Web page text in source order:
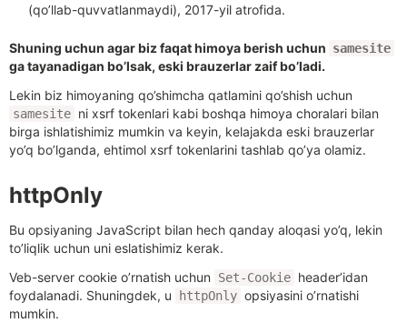
(qo’llab-quvvatlanmaydi), 2017-yil atrofida.
Shuning uchun agar biz faqat himoya berish uchun samesite
ga tayanadigan bo’lsak, eski brauzerlar zaif bo’ladi.
Lekin biz himoyaning qo’shimcha qatlamini qo’shish uchun
samesite ni xsrf tokenlari kabi boshqa himoya choralari bilan
birga ishlatishimiz mumkin va keyin, kelajakda eski brauzerlar
yo’q bo’lganda, ehtimol xsrf tokenlarini tashlab qo’ya olamiz.
httpOnly
Bu opsiyaning JavaScript bilan hech qanday aloqasi yo’q, lekin
to’liqlik uchun uni eslatishimiz kerak.
Veb-server cookie o’rnatish uchun
Set-Cookie header’idan
foydalanadi. Shuningdek, u
httpOnly opsiyasini o’rnatishi
mumkin.